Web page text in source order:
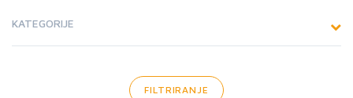
KATEGORIJE
FILTRIRANJE